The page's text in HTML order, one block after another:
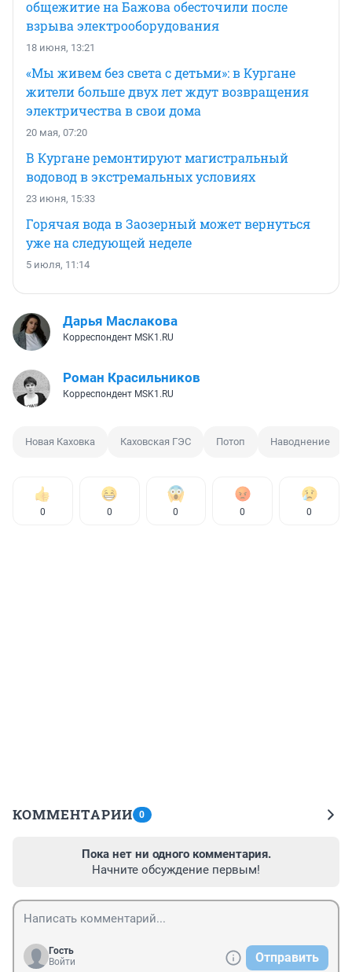
общежитие на Бажова обесточили после
взрыва электрооборудования
18 июня, 13:21
«Мы живем без света с детьми»: в Кургане
жители больше двух лет ждут возвращения
электричества в свои дома
20 мая, 07:20
В Кургане ремонтируют магистральный
водовод в экстремальных условиях
23 июня, 15:33
Горячая вода в Заозерный может вернуться
уже на следующей неделе
5 июля, 11:14
Дарья Маслакова
Корреспондент MSK1.RU
Роман Красильников
Корреспондент MSK1.RU
Новая Каховка Каховская ГЭС Потоп Наводнение
0 0 0 0 0
КОММЕНТАРИИ 0
Пока нет ни одного комментария.
Начните обсуждение первым!
Гость
Войти
Отправить